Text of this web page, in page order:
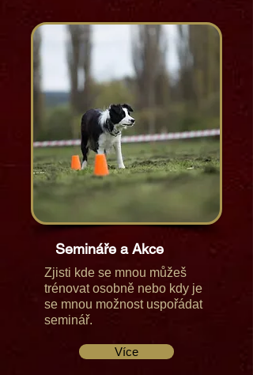
Semináře a Akce
Zjisti kde se mnou můžeš
trénovat osobně nebo kdy je
se mnou možnost uspořádat
seminář.
Více